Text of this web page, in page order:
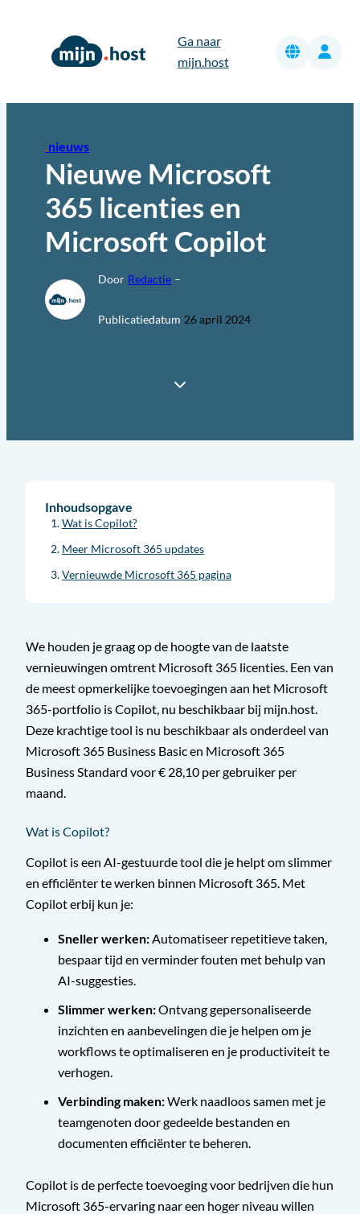
Ga naar
mijn.host
nieuws
Nieuwe Microsoft
365 licenties en
Microsoft Copilot
Door Redactie –
Publicatiedatum 26 april 2024
Inhoudsopgave
Wat is Copilot?
Meer Microsoft 365 updates
Vernieuwde Microsoft 365 pagina
We houden je graag op de hoogte van de laatste
vernieuwingen omtrent Microsoft 365 licenties. Een van
de meest opmerkelijke toevoegingen aan het Microsoft
365-portfolio is Copilot, nu beschikbaar bij mijn.host.
Deze krachtige tool is nu beschikbaar als onderdeel van
Microsoft 365 Business Basic en Microsoft 365
Business Standard voor € 28,10 per gebruiker per
maand.
Wat is Copilot?
Copilot is een AI-gestuurde tool die je helpt om slimmer
en efficiënter te werken binnen Microsoft 365. Met
Copilot erbij kun je:
Sneller werken: Automatiseer repetitieve taken,
bespaar tijd en verminder fouten met behulp van
AI-suggesties.
Slimmer werken:Ontvang gepersonaliseerde
inzichten en aanbevelingen die je helpen om je
workflows te optimaliseren en je productiviteit te
verhogen.
Verbinding maken:Werk naadloos samen met je
teamgenoten door gedeelde bestanden en
documenten efficiënter te beheren.
Copilot is de perfecte toevoeging voor bedrijven die hun
Microsoft 365-ervaring naar een hoger niveau willen